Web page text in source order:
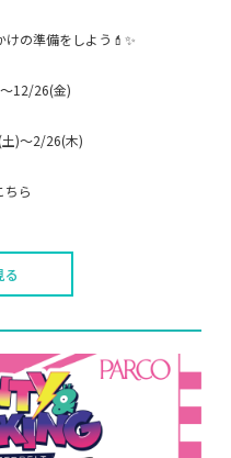
の準備をしよう💄✨
12/26(金)
)～2/26(木)
ら
る